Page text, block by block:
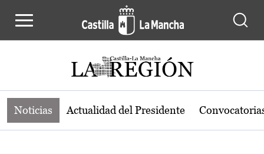
Noticias de la región de Castilla-La
Noticias Actualidad del Presidente